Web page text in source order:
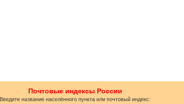
Почтовые индексы России
Введите название населённого пункта или почтовый индекс: